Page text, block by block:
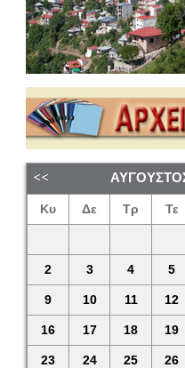
Κυ Δε Τρ Τε
2 3 4 5
9 10 11 12
16 17 18 19
23 24 25 26